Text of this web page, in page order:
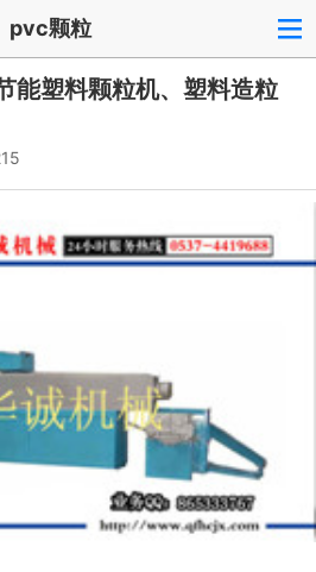
pvc颗粒
能塑料颗粒机、塑料造粒